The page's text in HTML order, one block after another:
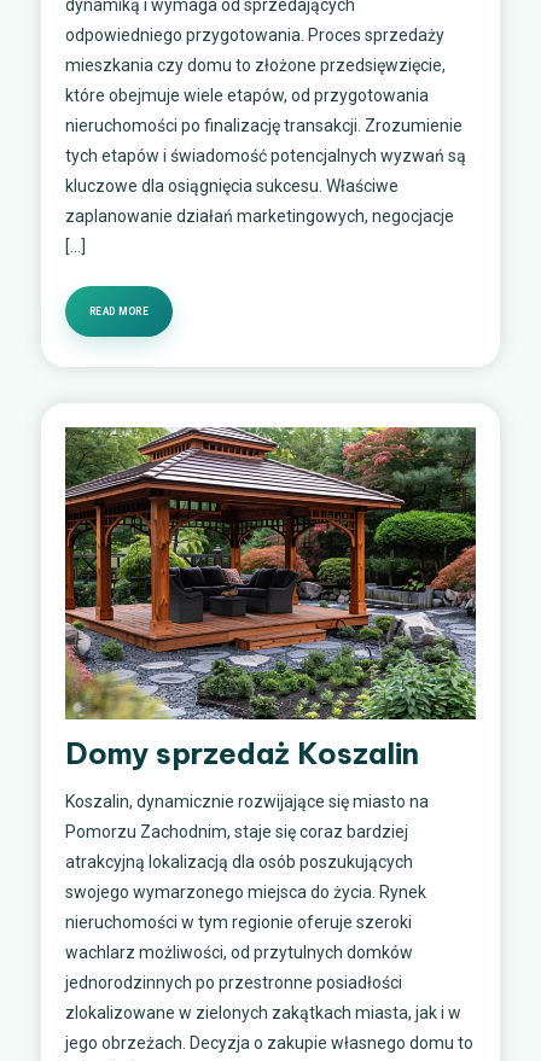
dynamiką i wymaga od sprzedających
odpowiedniego przygotowania. Proces sprzedaży
mieszkania czy domu to złożone przedsięwzięcie,
które obejmuje wiele etapów, od przygotowania
nieruchomości po finalizację transakcji. Zrozumienie
tych etapów i świadomość potencjalnych wyzwań są
kluczowe dla osiągnięcia sukcesu. Właściwe
zaplanowanie działań marketingowych, negocjacje
[…]
READ MORE
Domy sprzedaż Koszalin
Koszalin, dynamicznie rozwijające się miasto na
Pomorzu Zachodnim, staje się coraz bardziej
atrakcyjną lokalizacją dla osób poszukujących
swojego wymarzonego miejsca do życia. Rynek
nieruchomości w tym regionie oferuje szeroki
wachlarz możliwości, od przytulnych domków
jednorodzinnych po przestronne posiadłości
zlokalizowane w zielonych zakątkach miasta, jak i w
jego obrzeżach. Decyzja o zakupie własnego domu to